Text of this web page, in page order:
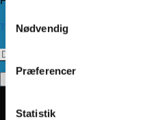
Nødvendig
Præferencer
Statistik
Tilmeld dig vores nyhedsbrev